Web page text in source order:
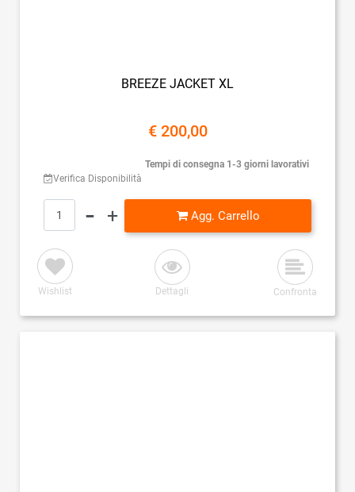
BREEZE JACKET XL
€ 200,00
Verifica Disponibilità
Tempi di consegna 1-3 giorni lavorativi
Quantità
Agg. Carrello
Wishlist Dettagli Confronta